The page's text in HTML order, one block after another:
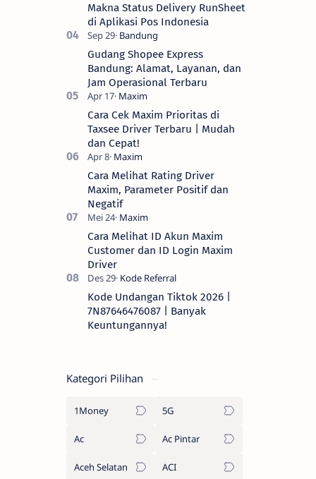
Makna Status Delivery RunSheet
di Aplikasi Pos Indonesia
Gudang Shopee Express
Bandung: Alamat, Layanan, dan
Jam Operasional Terbaru
Cara Cek Maxim Prioritas di
Taxsee Driver Terbaru | Mudah
dan Cepat!
Cara Melihat Rating Driver
Maxim, Parameter Positif dan
Negatif
Cara Melihat ID Akun Maxim
Customer dan ID Login Maxim
Driver
Kode Undangan Tiktok 2026 |
7N87646476087 | Banyak
Keuntungannya!
Kategori Pilihan
1Money 5G
Ac Ac Pintar
Aceh Selatan ACI